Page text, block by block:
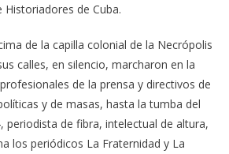
de Cuba.
de la capilla colonial de la Necrópolis
calles, en silencio, marcharon en la
de la prensa y directivos de
y de masas, hasta la tumba del
periodista de fibra, intelectual de altura,
los periódicos La Fraternidad y La